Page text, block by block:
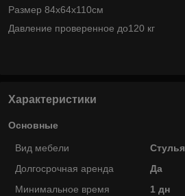
Размер 84x64x110см
Давление проверенное до120 кг
Характеристики
Основные
Вид мебели
Стулья
Долгосрочная аренда
Да
Минимальное время
1 дн